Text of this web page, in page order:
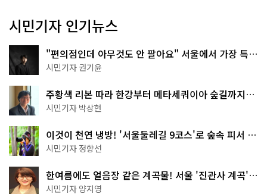
시민기자 인기뉴스
"편의점인데 아무것도 안 팔아요" 서울에서 가장 특별
한 편의점의 정체
시민기자 권기윤
주황색 리본 따라 한강부터 메타세쿼이아 숲길까지…
서울둘레길 15코스
시민기자 박상현
이것이 천연 냉방! '서울둘레길 9코스'로 숲속 피서 떠
나볼까
시민기자 정향선
한여름에도 얼음장 같은 계곡물! 서울 '진관사 계곡'이
천국이네~
시민기자 양지영